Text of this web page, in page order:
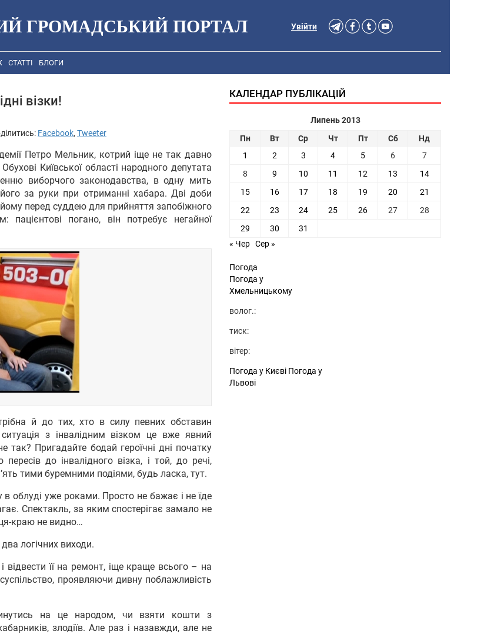
ГРОМАДСЬКИЙ ПОРТАЛ Увійти
СТАТТІ БЛОГИ
візки!
Facebook, Tweeter
Петро Мельник, котрий іще не так давно
Київської області народного депутата
виборчого законодавства, в одну мить
за руки при отриманні хабара. Дві доби
перед суддею для прийняття запобіжного
пацієнтові погано, він потребує негайної
й до тих, хто в силу певних обставин
з інвалідним візком це вже явний
Пригадайте бодай героїчні дні початку
до інвалідного візка, і той, до речі,
тими буремними подіями, будь ласка, тут.
облуді уже роками. Просто не бажає і не їде
Спектакль, за яким спостерігає замало не
краю не видно…
логічних виходи.
її на ремонт, іще краще всього – на
проявляючи дивну поблажливість
на це народом, чи взяти кошти з
злодіїв. Але раз і назавжди, але не
КАЛЕНДАР ПУБЛІКАЦІЙ
Липень 2013
Пн
Вт Ср Чт Пт Сб
Нд
1
2 3 4 5 6
7
8
9 10 11 12 13
14
15
16 17 18 19 20
21
22
23 24 25 26 27
28
29
30
31
« Чер Сер »
Погода
Погода у
Хмельницькому
волог.:
тиск:
вітер:
Погода у Києві Погода у
Львові